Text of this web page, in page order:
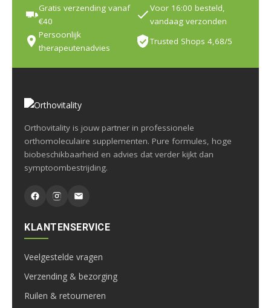
Gratis verzending vanaf
€40
Voor 16:00 besteld,
vandaag verzonden
Persoonlijk
therapeutenadvies
Trusted Shops 4,68/5
Orthovitality is jouw partner in professionele
orthomoleculaire supplementen. Pure formules, hoge
biobeschikbaarheid en advies dat verder kijkt dan
symptoombestrijding.
KLANTENSERVICE
Veelgestelde vragen
Verzending & bezorging
Ruilen & retourneren